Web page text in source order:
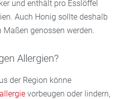
und enthält pro Esslöffel
Auch Honig sollte deshalb
genossen werden.
Allergien?
der Region könne
vorbeugen oder lindern,